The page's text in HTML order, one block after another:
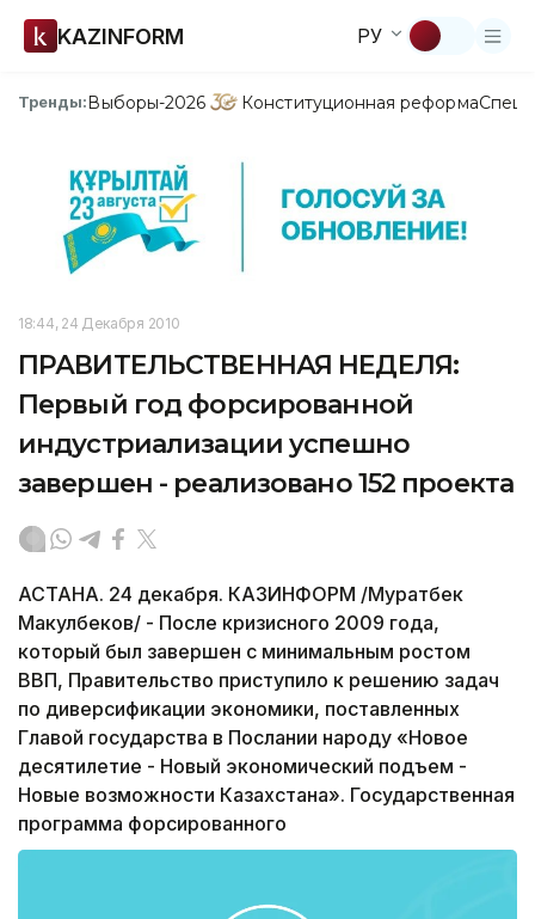
KAZINFORM РУ
Тренды:Выборы-2026 Конституционная реформа
18:44, 24 Декабря 2010
ПРАВИТЕЛЬСТВЕННАЯ НЕДЕЛЯ:
Первый год форсированной
индустриализации успешно
завершен - реализовано 152 проекта
АСТАНА. 24 декабря. КАЗИНФОРМ /Муратбек
Макулбеков/ - После кризисного 2009 года,
который был завершен с минимальным ростом
ВВП, Правительство приступило к решению задач
по диверсификации экономики, поставленных
Главой государства в Послании народу «Новое
десятилетие - Новый экономический подъем -
Новые возможности Казахстана». Государственная
программа форсированного